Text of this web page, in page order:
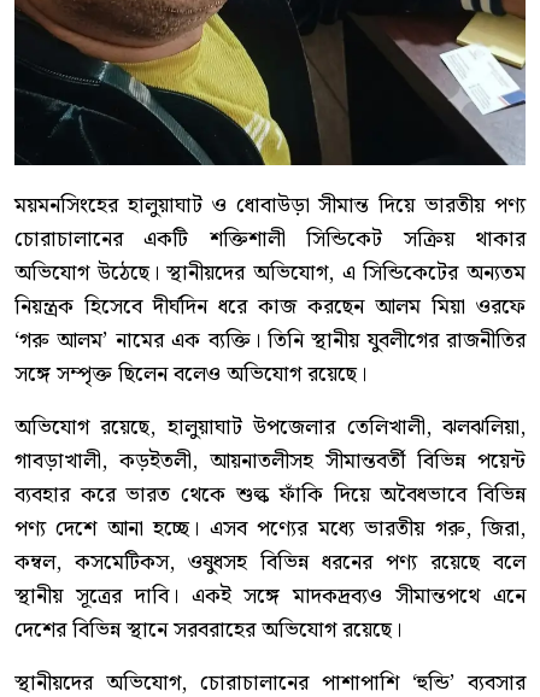
ময়মনসিংহের হালুয়াঘাট ও ধোবাউড়া সীমান্ত দিয়ে ভারতীয় পণ্য
চোরাচালানের একটি শক্তিশালী সিন্ডিকেট সক্রিয় থাকার
অভিযোগ উঠেছে। স্থানীয়দের অভিযোগ, এ সিন্ডিকেটের অন্যতম
নিয়ন্ত্রক হিসেবে দীর্ঘদিন ধরে কাজ করছেন আলম মিয়া ওরফে
‘গরু আলম’ নামের এক ব্যক্তি। তিনি স্থানীয় যুবলীগের রাজনীতির
সঙ্গে সম্পৃক্ত ছিলেন বলেও অভিযোগ রয়েছে।
অভিযোগ রয়েছে, হালুয়াঘাট উপজেলার তেলিখালী, ঝলঝলিয়া,
গাবড়াখালী, কড়ইতলী, আয়নাতলীসহ সীমান্তবর্তী বিভিন্ন পয়েন্ট
ব্যবহার করে ভারত থেকে শুল্ক ফাঁকি দিয়ে অবৈধভাবে বিভিন্ন
পণ্য দেশে আনা হচ্ছে। এসব পণ্যের মধ্যে ভারতীয় গরু, জিরা,
কম্বল, কসমেটিকস, ওষুধসহ বিভিন্ন ধরনের পণ্য রয়েছে বলে
স্থানীয় সূত্রের দাবি। একই সঙ্গে মাদকদ্রব্যও সীমান্তপথে এনে
দেশের বিভিন্ন স্থানে সরবরাহের অভিযোগ রয়েছে।
স্থানীয়দের অভিযোগ, চোরাচালানের পাশাপাশি ‘হুন্ডি’ ব্যবসার